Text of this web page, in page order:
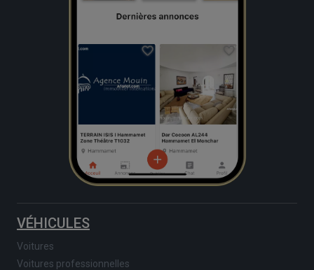
VÉHICULES
Voitures
Voitures professionnelles